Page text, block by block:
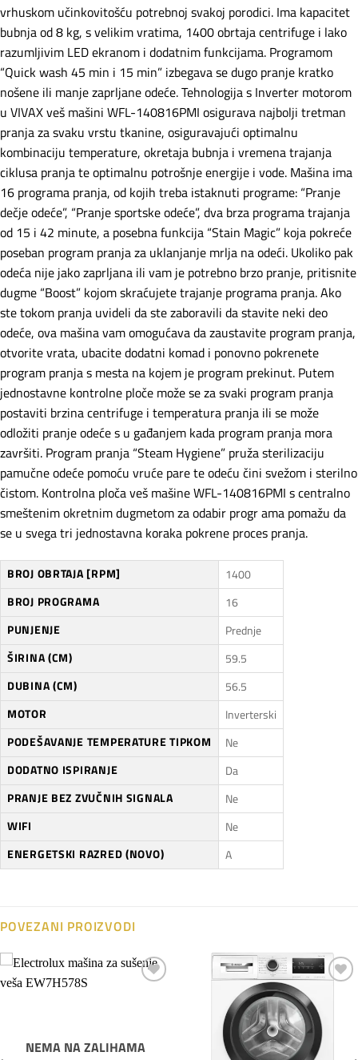
vrhuskom učinkovitošću potrebnoj svakoj porodici. Ima kapacitet
bubnja od 8 kg, s velikim vratima, 1400 obrtaja centrifuge i lako
razumljivim LED ekranom i dodatnim funkcijama. Programom
“Quick wash 45 min i 15 min” izbegava se dugo pranje kratko
nošene ili manje zaprljane odeće. Tehnologija s Inverter motorom
u VIVAX veš mašini WFL-140816PMI osigurava najbolji tretman
pranja za svaku vrstu tkanine, osiguravajući optimalnu
kombinaciju temperature, okretaja bubnja i vremena trajanja
ciklusa pranja te optimalnu potrošnje energije i vode. Mašina ima
16 programa pranja, od kojih treba istaknuti programe: “Pranje
dečje odeće”, “Pranje sportske odeće”, dva brza programa trajanja
od 15 i 42 minute, a posebna funkcija “Stain Magic” koja pokreće
poseban program pranja za uklanjanje mrlja na odeći. Ukoliko pak
odeća nije jako zaprljana ili vam je potrebno brzo pranje, pritisnite
dugme “Boost” kojom skraćujete trajanje programa pranja. Ako
ste tokom pranja uvideli da ste zaboravili da stavite neki deo
odeće, ova mašina vam omogućava da zaustavite program pranja,
otvorite vrata, ubacite dodatni komad i ponovno pokrenete
program pranja s mesta na kojem je program prekinut. Putem
jednostavne kontrolne ploče može se za svaki program pranja
postaviti brzina centrifuge i temperatura pranja ili se može
odložiti pranje odeće s u gađanjem kada program pranja mora
završiti. Program pranja “Steam Hygiene” pruža sterilizaciju
pamučne odeće pomoću vruće pare te odeću čini svežom i sterilno
čistom. Kontrolna ploča veš mašine WFL-140816PMI s centralno
smeštenim okretnim dugmetom za odabir progr ama pomažu da
se u svega tri jednostavna koraka pokrene proces pranja.
BROJ OBRTAJA [RPM]
1400
BROJ PROGRAMA
16
PUNJENJE
Prednje
ŠIRINA (CM)
59.5
DUBINA (CM)
56.5
MOTOR
Inverterski
PODEŠAVANJE TEMPERATURE TIPKOM
Ne
DODATNO ISPIRANJE
Da
PRANJE BEZ ZVUČNIH SIGNALA
Ne
WIFI
Ne
ENERGETSKI RAZRED (NOVO)
A
POVEZANI PROIZVODI
NEMA NA ZALIHAMA